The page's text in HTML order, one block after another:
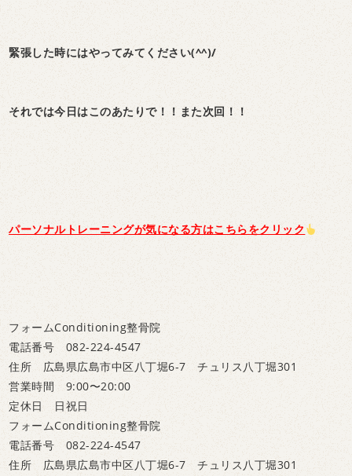
緊張した時にはやってみてください(^^)/
それでは今日はこのあたりで！！また次回！！
パーソナルトレーニングが気になる方はこちらをクリック
フォームConditioning整骨院
電話番号 082-224-4547
住所 広島県広島市中区八丁堀6-7 チュリス八丁堀301
営業時間 9:00〜20:00
定休日 日祝日
フォームConditioning整骨院
電話番号 082-224-4547
住所 広島県広島市中区八丁堀6-7 チュリス八丁堀301